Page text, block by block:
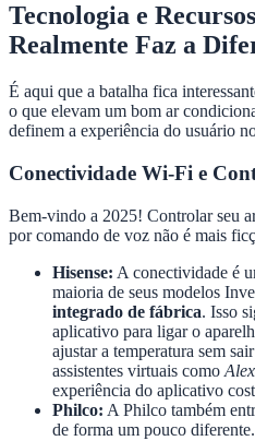
Tecnologia e
Realmente Faz a
É aqui que a batalha fica
o que elevam um bom ar
definem a experiência do usuário
Conectividade Wi-Fi e
Bem-vindo a 2025! Controlar seu
por comando de voz não é mais
Hisense: A conectividade é
maioria de seus modelos
integrado de fábrica. Isso
aplicativo para ligar o
ajustar a temperatura sem
assistentes virtuais como
experiência do aplicativo
Philco: A Philco também
de forma um pouco